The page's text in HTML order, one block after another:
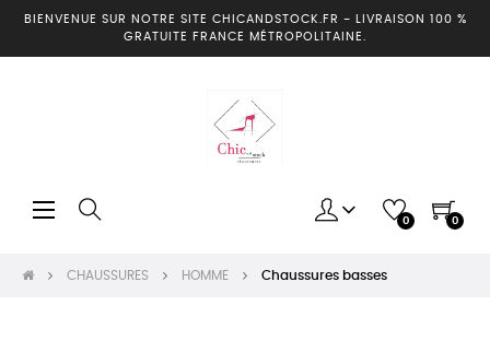
BIENVENUE SUR NOTRE SITE CHICANDSTOCK.FR -
LIVRAISON 100 %
GRATUITE FRANCE MÉTROPOLITAINE.
Basculer
☰ 0 0
CHAUSSURES HOMME Chaussures basses